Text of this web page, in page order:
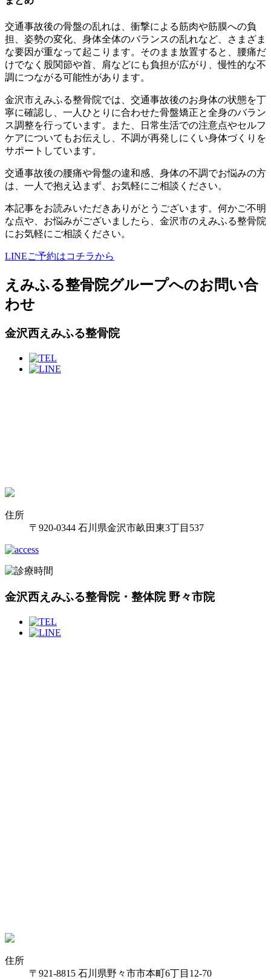
交通事故後の骨盤の乱れは、衝撃による筋肉や筋膜への負
担、姿勢の変化、身体全体のバランスの乱れなど、さまざま
な要因が重なって起こります。そのまま放置すると、腰痛だ
けでなく股関節や首、肩などにも負担が広がり、慢性的な不
調につながる可能性があります。
金沢市えみふる整骨院では、交通事故後のお身体の状態を丁
寧に確認し、一人ひとりに合わせた骨盤矯正と全身のバラン
ス調整を行っています。また、日常生活での注意点やセルフ
ケアについてもお伝えし、不調が再発しにくい身体づくりを
サポートしています。
交通事故後の腰痛や骨盤の違和感、身体の不調でお悩みの方
は、一人で抱え込まず、お気軽にご相談ください。
本記事をお読みいただきありがとうございます。何かご不明
な点や、お悩みがございましたら、金沢市のえみふる整骨院
にお気軽にご相談ください。
LINEご予約はコチラから
えみふる整骨院グループへのお問い合
わせ
金沢西えみふる整骨院
住所
〒920-0344 石川県金沢市畝田東3丁目537
金沢西えみふる整骨院・整体院 野々市院
住所
〒921-8815 石川県野々市市本町6丁目12-70